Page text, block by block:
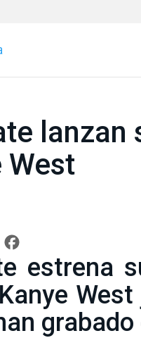
lanzan
West
estrena